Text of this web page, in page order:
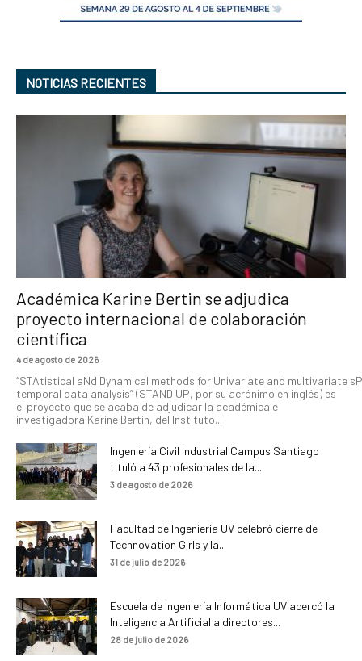
NOTICIAS RECIENTES
Académica Karine Bertin se adjudica
proyecto internacional de colaboración
científica
4 de agosto de 2026
“STAtistical aNd Dynamical methods for Univariate and multivariate
temporal data analysis” (STAND UP, por su acrónimo en inglés) es
el proyecto que se acaba de adjudicar la académica e
investigadora Karine Bertin, del Instituto...
Ingeniería Civil Industrial Campus Santiago
tituló a 43 profesionales de la...
3 de agosto de 2026
Facultad de Ingeniería UV celebró cierre de
Technovation Girls y la...
31 de julio de 2026
Escuela de Ingeniería Informática UV acercó la
Inteligencia Artificial a directores...
28 de julio de 2026